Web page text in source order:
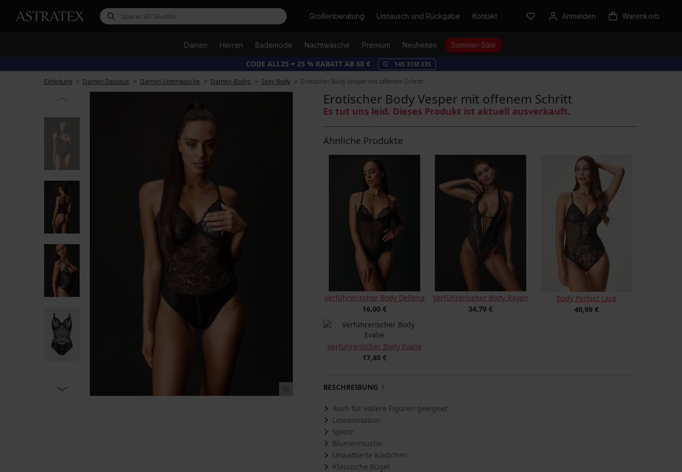
SucheGrößenberatung Umtausch und Rückgabe Kontakt Anmelden Warenkorb
Damen Herren Bademode Nachtwäsche Premium Neuheiten Sommer-Sale
CODE ALL25 = 25 % RABATT AB 60 € 14S 31M 32S
Einleitung
Damen Dessous Damen Unterwäsche Damen-Bodys Sexy Body Erotischer Body Vesper mit offenem Schritt
Erotischer Body Vesper mit offenem Schritt
Es tut uns leid. Dieses Produkt ist aktuell ausverkauft.
Ähnliche Produkte
Verführerischer Body Deliena
16,00 €
Verführerischer Body Rayen
34,79 €
Body Perfect Lace
40,99 €
Verführerischer Body Evalie
17,40 €
BESCHREIBUNG
Auch für vollere Figuren geeignet
Lateximitation
Spitze
Blumenmuster
Unwattierte Körbchen
Klassische Bügel